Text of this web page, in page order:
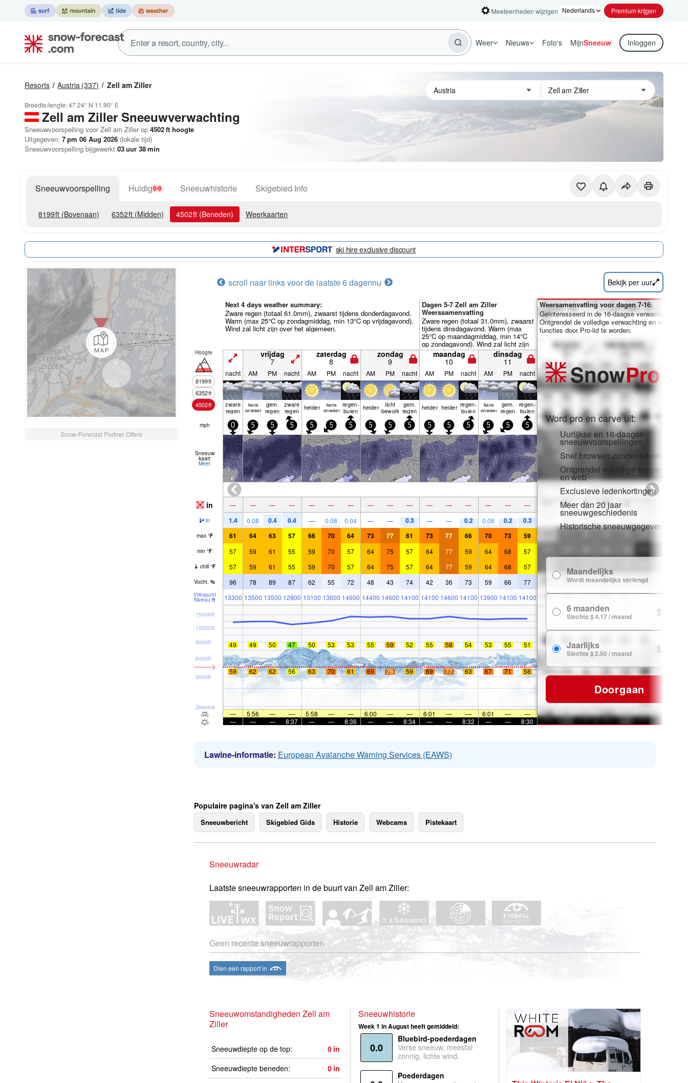
Meeteenheden wijzigen Premium krijgen
Weer Nieuws Foto's MijnSneeuw Inloggen
Resorts Austria (337) Zell am Ziller
Breedte/lengte:47.24° N 11.90° E
Zell am Ziller Sneeuwverwachting
Sneeuwvoorspelling voor Zell am Ziller op 4502ft hoogte
Uitgegeven: 7 pm 06 Aug 2026 (lokale tijd)
Sneeuwvoorspelling bijgewerkt 03uur 38min
Sneeuwvoorspelling Huidig Sneeuwhistorie Skigebied Info
8199ft (Bovenaan) 6352ft (Midden) 4502ft (Beneden) Weerkaarten
ski hire exclusive discount
Snow-Forecast Partner Offers
scroll naar links voor de laatste 6 dagennu Bekijk per uur
Next 4 days weather summary:
Zware regen (totaal 61.0mm), zwaarst tijdens donderdagavond.
Warm (max 25°C op zondagmiddag, min 13°C op vrijdagavond).
Wind zal licht zijn over het algemeen.
Dagen 5-7 Zell am Ziller
Weerssamenvatting
Zware regen (totaal 31.0mm), zwaarst
tijdens dinsdagavond. Warm (max
25°C op maandagmiddag, min 14°C
op zondagavond). Wind zal licht zijn
over het algemeen.
Hoogte
8199ft
6352ft
4502ft
vrijdag
7
zaterdag
8
zondag
9
maandag
10
dinsdag
11
nacht AM PM nacht AM PM nacht AM PM nacht AM PM nacht AM PM nacht
zware
regen
kans
onweer
gem.
regen
zware
regen helder kans
onweer
regen­
buien helder licht
bewolkt
gem.
regen helder helder regen­
buien
kans
onweer
gem.
regen
regen­
buien
mph 0 5 5 5 5 5 5 5 5 5 5 5 5 5 5 5
Sneeuw
kaart
Meer
in — — — — — — — — — — — — — — — —
in 1.4 0.08 0.4 0.4 — 0.08 0.04 — — 0.3 — — 0.2 0.08 0.2 0.3
max °F 61 64 63 57 66 70 64 73 77 61 73 77 66 70 73 59
min °F 57 59 61 55 59 70 57 64 75 57 64 77 59 64 68 57
chill °F 57 59 61 55 59 70 57 64 75 57 64 77 59 64 68 57
Vocht. % 96 78 89 87 62 55 72 48 43 74 42 36 73 59 66 77
Vriespunt
Niveau ft 13300 13500 13500 12800 13100 13600 14600 14400 14600 14100 14100 14600 14100 13900 14100 14100
Zeeniveau
3000ft
6000ft
9000ft
12000ft
15000ft
49 49 50 47 50 53 53 55 59 52 55 58 54 53 55 51
59 62 62 56 63 70 61 69 76 59 69 77 63 67 71 58
— 5:56 — — 5:58 — — 6:00 — — 6:01 — — 6:01 —
—
—
— — 8:37 — — 8:36 — — 8:34 — — 8:32 — — 8:30
Weersamenvatting voor dagen 7-16:
Geïnteresseerd in de 16-daagse verwachting?
Ontgrendel de volledige verwachting en veel meer
functies door Pro-lid te worden.
SnowPro
Word pro en carve uit:
Uurlijkse en 16-daagse
sneeuwvoorspellingen
Snel browsen zonder advertenties
Ontgrendel volledige toegang in
en web
Exclusieve ledenkortingen
Meer dan 20 jaar
sneeuwgeschiedenis
Historische sneeuwgegevens
Maandelijks
Wordt maandelijks verlengd
6 maanden
Slechts $ 4.17 / maand $ 24.99
Jaarlijks
Slechts $ 2.50 / maand $ 29.99
Doorgaan
Lawine-informatie: European Avalanche Warning Services (EAWS)
Populaire pagina's van Zell am Ziller
Sneeuwbericht Skigebied Gids Historie Webcams Pistekaart
Sneeuwradar
Laatste sneeuwrapporten in de buurt van Zell am Ziller:
Geen recente sneeuwrapporten
Dien een rapport in
Sneeuwomstandigheden Zell am
Ziller
Sneeuwdiepte op de top: 0 in
Sneeuwdiepte beneden:
0 in
Sneeuwhistorie
Week 1 in August heeft gemiddeld:
0.0
Bluebird-poederdagen
Verse sneeuw, meestal
zonnig, lichte wind.
Poederdagen